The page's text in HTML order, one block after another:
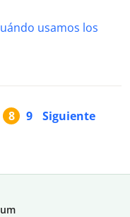
usamos los
8 9 Siguiente